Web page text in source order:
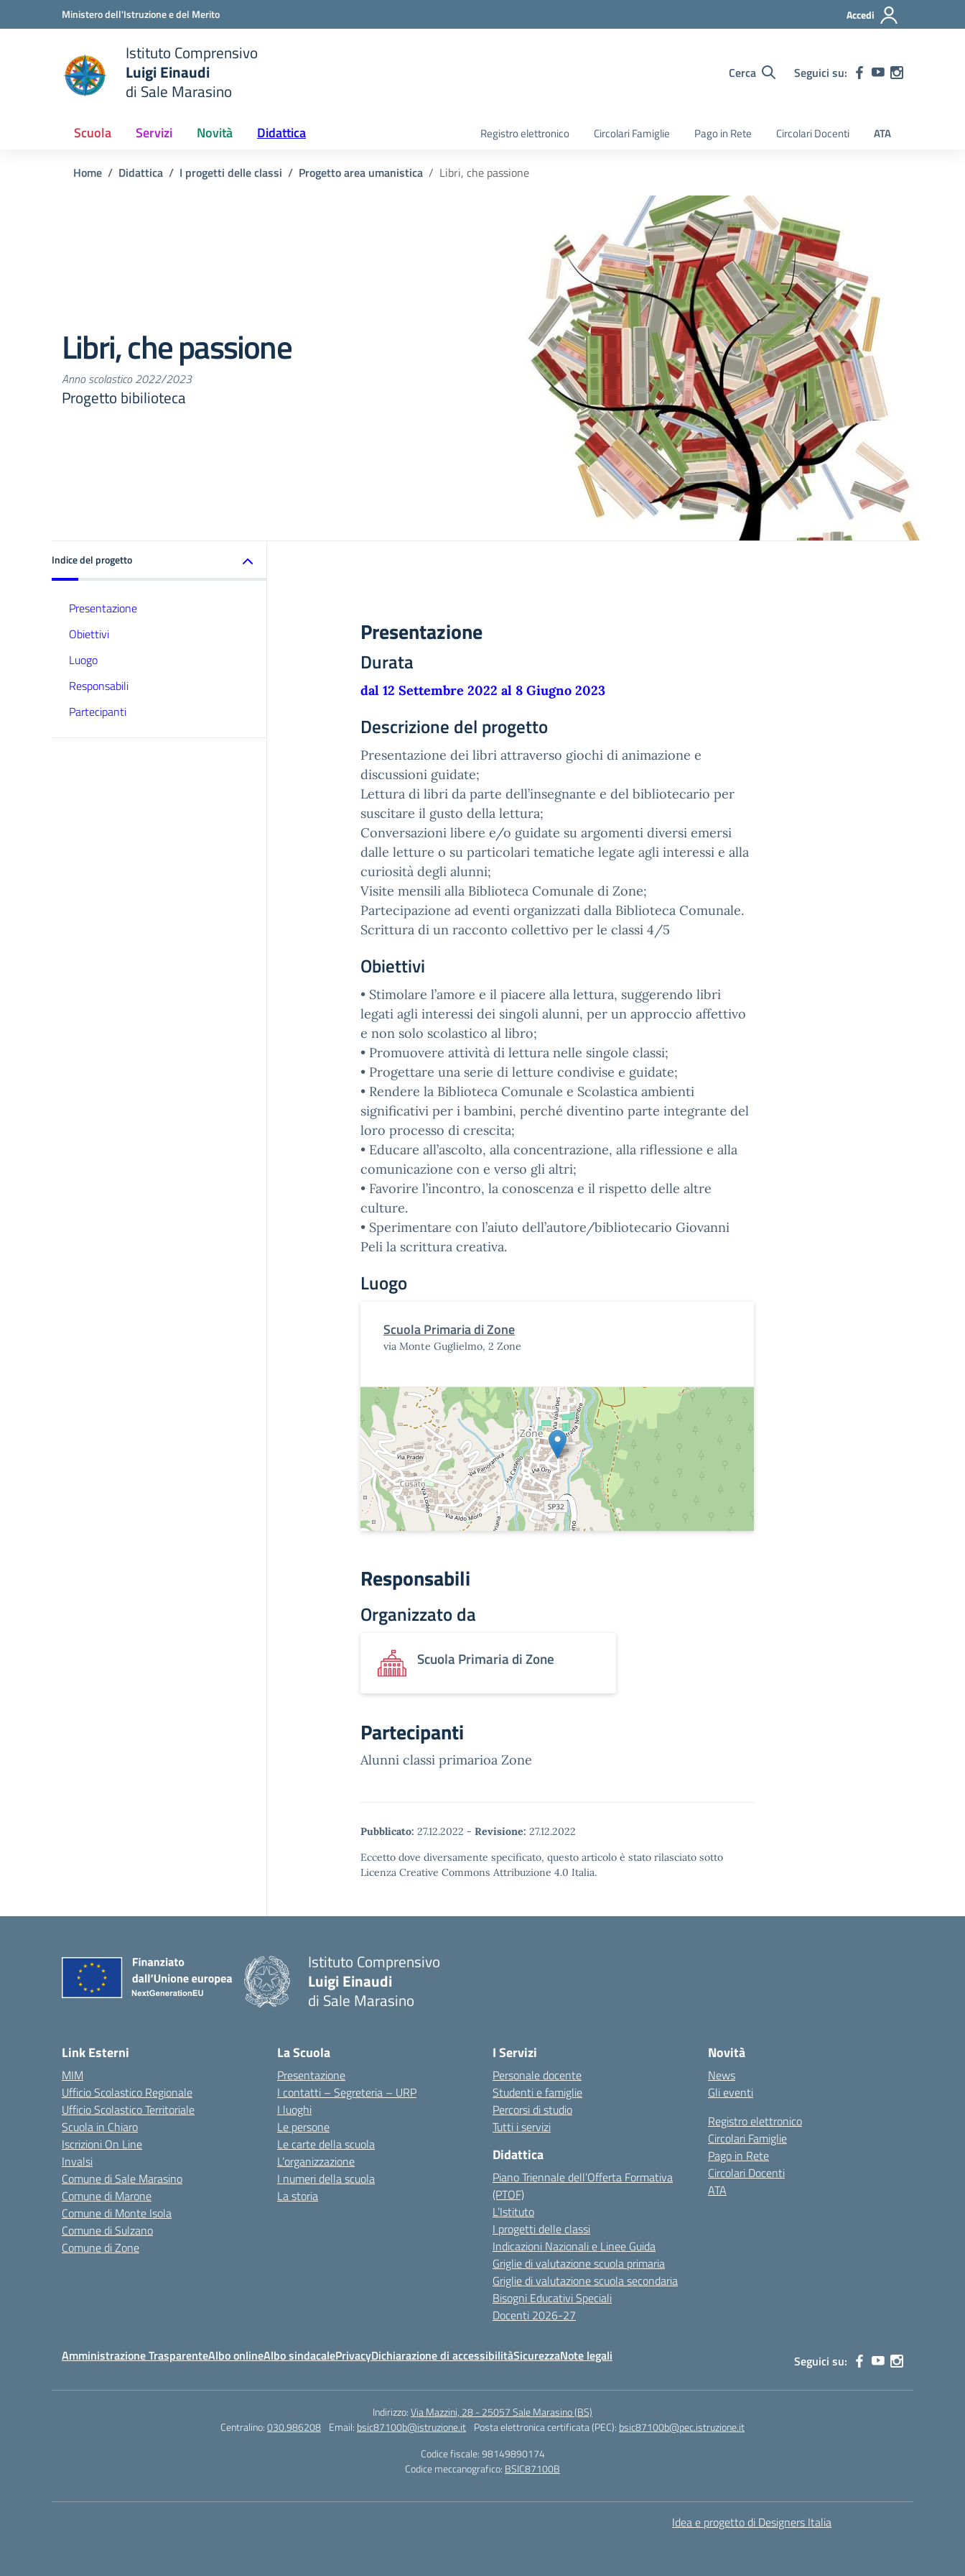
Vai ai contenuti
Vai al menu di navigazioneMinistero dell'Istruzione e del Merito Accedi
scuola
Istituto Comprensivo
Luigi Einaudi
di Sale Marasino
Cerca Seguici su:
Scuola Servizi Novità Didattica Registro elettronico Circolari Famiglie Pago in Rete Circolari Docenti ATA
Home Didattica I progetti delle classi Progetto area umanistica Libri, che passione
Libri, che passione
Anno scolastico 2022/2023
Progetto bibilioteca
Indice del progetto
Presentazione
Obiettivi
Luogo
Responsabili
Partecipanti
Presentazione
Durata
dal 12 Settembre 2022 al 8 Giugno 2023
Descrizione del progetto
Presentazione dei libri attraverso giochi di animazione e
discussioni guidate;
Lettura di libri da parte dell’insegnante e del bibliotecario per
suscitare il gusto della lettura;
Conversazioni libere e/o guidate su argomenti diversi emersi
dalle letture o su particolari tematiche legate agli interessi e alla
curiosità degli alunni;
Visite mensili alla Biblioteca Comunale di Zone;
Partecipazione ad eventi organizzati dalla Biblioteca Comunale.
Scrittura di un racconto collettivo per le classi 4/5
Obiettivi
• Stimolare l’amore e il piacere alla lettura, suggerendo libri
legati agli interessi dei singoli alunni, per un approccio affettivo
e non solo scolastico al libro;
• Promuovere attività di lettura nelle singole classi;
• Progettare una serie di letture condivise e guidate;
• Rendere la Biblioteca Comunale e Scolastica ambienti
significativi per i bambini, perché diventino parte integrante del
loro processo di crescita;
• Educare all’ascolto, alla concentrazione, alla riflessione e alla
comunicazione con e verso gli altri;
• Favorire l’incontro, la conoscenza e il rispetto delle altre
culture.
• Sperimentare con l’aiuto dell’autore/bibliotecario Giovanni
Peli la scrittura creativa.
Luogo
Scuola Primaria di Zone
via Monte Guglielmo, 2 Zone
Responsabili
Organizzato da
Scuola Primaria di Zone
Partecipanti
Alunni classi primarioa Zone
Pubblicato: 27.12.2022 - Revisione: 27.12.2022
Eccetto dove diversamente specificato, questo articolo è stato rilasciato sotto
Licenza Creative Commons Attribuzione 4.0 Italia.
Istituto Comprensivo
Luigi Einaudi
di Sale Marasino
Link Esterni
MIM
Ufficio Scolastico Regionale
Ufficio Scolastico Territoriale
Scuola in Chiaro
Iscrizioni On Line
Invalsi
Comune di Sale Marasino
Comune di Marone
Comune di Monte Isola
Comune di Sulzano
Comune di Zone
La Scuola
Presentazione
I contatti – Segreteria – URP
I luoghi
Le persone
Le carte della scuola
L’organizzazione
I numeri della scuola
La storia
I Servizi
Personale docente
Studenti e famiglie
Percorsi di studio
Tutti i servizi
Didattica
Piano Triennale dell’Offerta Formativa
(PTOF)
L’Istituto
I progetti delle classi
Indicazioni Nazionali e Linee Guida
Griglie di valutazione scuola primaria
Griglie di valutazione scuola secondaria
Bisogni Educativi Speciali
Docenti 2026-27
Novità
News
Gli eventi
Registro elettronico
Circolari Famiglie
Pago in Rete
Circolari Docenti
ATA
Amministrazione TrasparenteAlbo onlineAlbo sindacalePrivacyDichiarazione di accessibilitàSicurezzaNote legali Seguici su:
Indirizzo:Via Mazzini, 28 - 25057 Sale Marasino (BS)
Centralino:030.986208 Email: bsic87100b@istruzione.it Posta elettronica certificata (PEC): bsic87100b@pec.istruzione.it
Codice fiscale: 98149890174
Codice meccanografico: BSIC87100B
Idea e progetto di Designers Italia